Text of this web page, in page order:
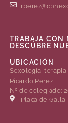
TRABAJA CON
DESCÚBRE
UBICACIÓN
Sexología,
Ricardo Perez
Nº de colegiado:
Plaça de